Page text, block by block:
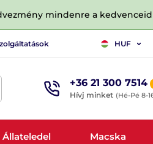
mindenre a
HUF
+36 21 300 7514
Hívj minket (Hé-Pé 8-
Állateledel Macska